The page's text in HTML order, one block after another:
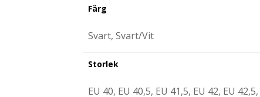
Färg
Svart, Svart/Vit
Storlek
EU 40, EU 40,5, EU 41,5, EU 42, EU